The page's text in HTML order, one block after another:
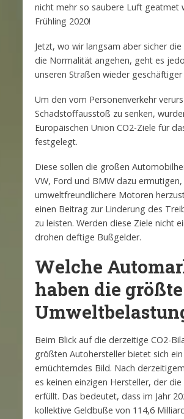
nicht mehr so saubere Luft geatmet
Frühling 2020!
Jetzt, wo wir langsam aber sicher die
die Normalität angehen, geht es
unseren Straßen wieder geschäftiger
Um den vom Personenverkehr
Schadstoffausstoß zu senken,
Europäischen Union CO2-Ziele für
festgelegt.
Diese sollen die großen
VW, Ford und BMW dazu ermutigen,
umweltfreundlichere Motoren
einen Beitrag zur Linderung des
zu leisten. Werden diese Ziele nicht
drohen deftige Bußgelder.
Welche
haben die größte
Beim Blick auf die derzeitige CO2-
größten Autohersteller bietet sich ein
ernüchterndes Bild. Nach
es keinen einzigen Hersteller, der die
erfüllt. Das bedeutet, dass im Jahr
kollektive Geldbuße von 114,6